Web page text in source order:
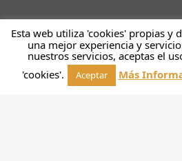
Esta web utiliza 'cookies' propias y
una mejor experiencia y
nuestros servicios, aceptas el
'cookies'.
Aceptar Más